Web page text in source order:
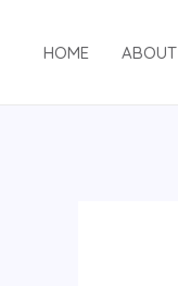
HOME ABOUT